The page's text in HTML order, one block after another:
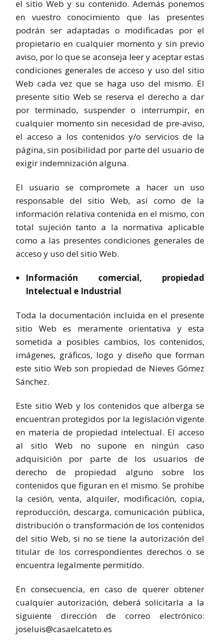
el sitio Web y su contenido. Además ponemos
en vuestro conocimiento que las presentes
podrán ser adaptadas o modificadas por el
propietario en cualquier momento y sin previo
aviso, por lo que se aconseja leer y aceptar estas
condiciones generales de acceso y uso del sitio
Web cada vez que se haga uso del mismo. El
presente sitio Web se reserva el derecho a dar
por terminado, suspender o interrumpir, en
cualquier momento sin necesidad de pre-aviso,
el acceso a los contenidos y/o servicios de la
página, sin posibilidad por parte del usuario de
exigir indemnización alguna.
El usuario se compromete a hacer un uso
responsable del sitio Web, así como de la
información relativa contenida en el mismo, con
total sujeción tanto a la normativa aplicable
como a las presentes condiciones generales de
acceso y uso del sitio Web.
Información comercial, propiedad
Intelectual e Industrial
Toda la documentación incluida en el presente
sitio Web es meramente orientativa y esta
sometida a posibles cambios, los contenidos,
imágenes, gráficos, logo y diseño que forman
este sitio Web son propiedad de Nieves Gómez
Sánchez.
Este sitio Web y los contenidos que alberga se
encuentran protegidos por la legislación vigente
en materia de propiedad intelectual. El acceso
al sitio Web no supone en ningún caso
adquisición por parte de los usuarios de
derecho de propiedad alguno sobre los
contenidos que figuran en el mismo. Se prohíbe
la cesión, venta, alquiler, modificación, copia,
reproducción, descarga, comunicación pública,
distribución o transformación de los contenidos
del sitio Web, si no se tiene la autorización del
titular de los correspondientes derechos o se
encuentra legalmente permitido.
En consecuencia, en caso de querer obtener
cualquier autorización, deberá solicitarla a la
siguiente dirección de correo electrónico:
joseluis@casaelcateto.es